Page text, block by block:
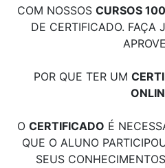
COM NOSSOS CURSOS
DE CERTIFICADO. FAÇA
POR QUE TER UM
O CERTIFICADO É
QUE O ALUNO
SEUS